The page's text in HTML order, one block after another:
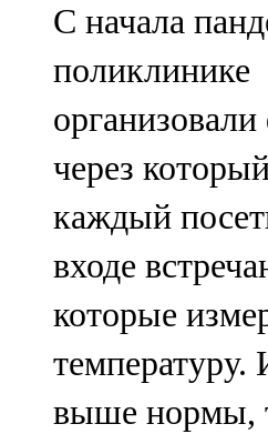
С начала
поликлинике
через
каждый
входе
которые
температуру.
выше нормы,